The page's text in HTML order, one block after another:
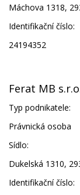
Máchova 1318,
Identifikační číslo:
24194352
Ferat MB
Typ podnikatele:
Právnická osoba
Sídlo:
Dukelská 1310,
Identifikační číslo: